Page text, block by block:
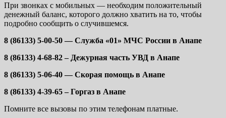
При звонках с мобильных — необходим положительный
денежный баланс, которого должно хватить на то, чтобы
подробно сообщить о случившемся.
8 (86133) 5-00-50 — Служба «01» МЧС России в Анапе
8 (86133) 4-68-82 – Дежурная часть УВД в Анапе
8 (86133) 5-06-40 — Скорая помощь в Анапе
8 (86133) 4-39-65 – Горгаз в Анапе
Помните все вызовы по этим телефонам платные.